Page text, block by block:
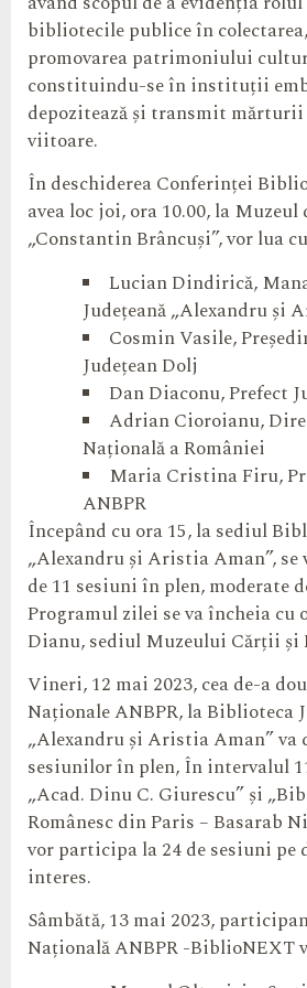
bibliotecile publice în
promovarea patrimoniului
constituindu-se în instituții
depozitează și transmit
viitoare.
În deschiderea Conferinței
avea loc joi, ora 10.00, la
„Constantin Brâncuși”, vor lua
Lucian Dindirică,
Județeană „Alexandru și
Cosmin Vasile,
Județean Dolj
Dan Diaconu, Prefect
Adrian Cioroianu,
Națională a României
Maria Cristina Firu,
ANBPR
Începând cu ora 15, la sediul
„Alexandru și Aristia Aman”, se
de 11 sesiuni în plen, moderate
Programul zilei se va încheia cu
Dianu, sediul Muzeului Cărții și
Vineri, 12 mai 2023, cea de-a
Naționale ANBPR, la Biblioteca
„Alexandru și Aristia Aman” va
sesiunilor în plen, În intervalul
„Acad. Dinu C. Giurescu” și
Românesc din Paris – Basarab
vor participa la 24 de sesiuni pe
interes.
Sâmbătă, 13 mai 2023,
Națională ANBPR -BiblioNEXT